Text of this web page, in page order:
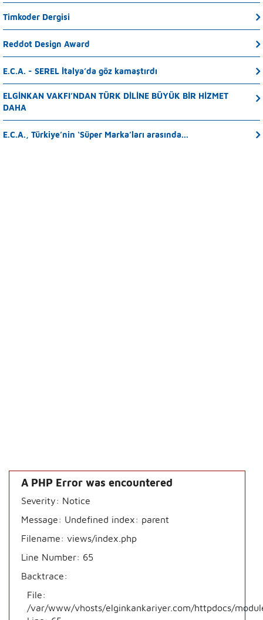
Timkoder Dergisi
Reddot Design Award
E.C.A. - SEREL İtalya’da göz kamaştırdı
ELGİNKAN VAKFI’NDAN TÜRK DİLİNE BÜYÜK BİR HİZMET
DAHA
E.C.A., Türkiye’nin ‘Süper Marka’ları arasında...
A PHP Error was encountered
Severity: Notice
Message: Undefined index: parent
Filename: views/index.php
Line Number: 65
Backtrace:
File:
/var/www/vhosts/elginkankariyer.com/httpdocs/